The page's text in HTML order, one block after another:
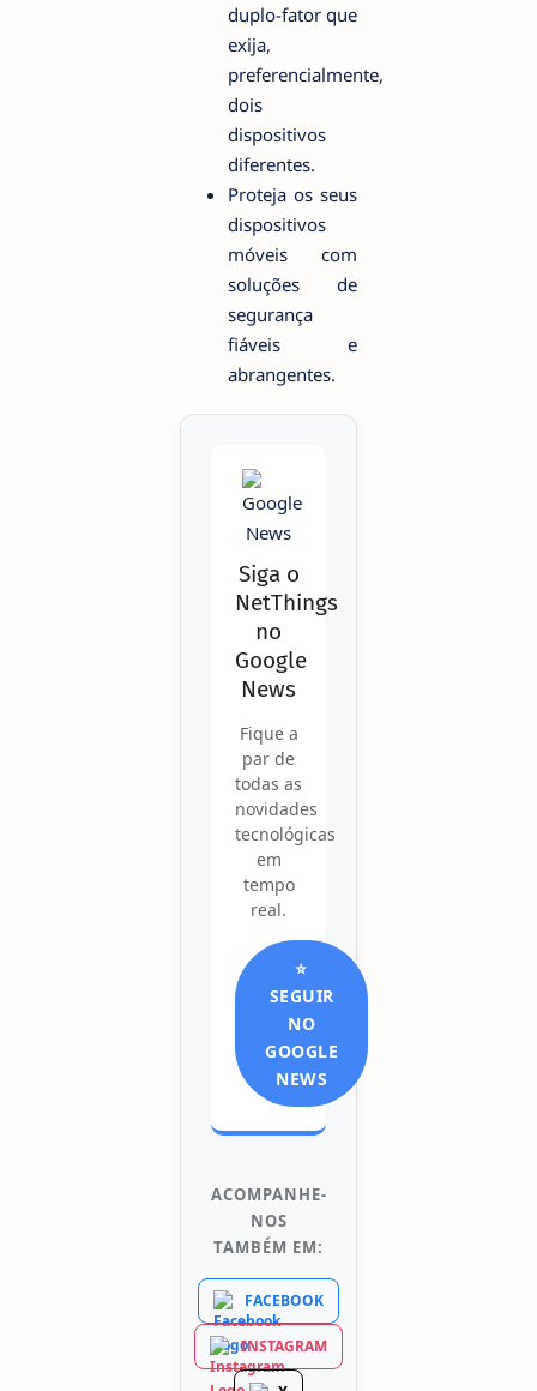
duplo-fator que
exija,
preferencialmente,
dois
dispositivos
diferentes.
Proteja os seus
dispositivos
móveis com
soluções de
segurança
fiáveis e
abrangentes.
Siga o
NetThings
no
Google
News
Fique a
par de
todas as
novidades
tecnológicas
em
tempo
real.
⭐
SEGUIR
NO
GOOGLE
NEWS
ACOMPANHE-
NOS
TAMBÉM EM:
FACEBOOK
INSTAGRAM